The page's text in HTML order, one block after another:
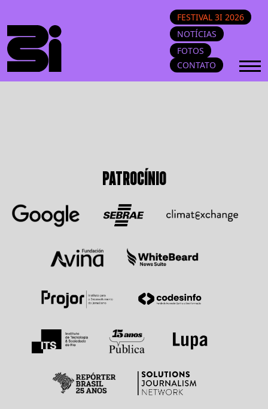
FESTIVAL 3I 2026
NOTÍCIAS
FOTOS
CONTATO
PATROCÍNIO